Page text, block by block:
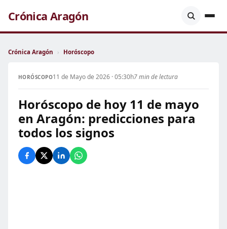
Crónica Aragón
Crónica Aragón › Horóscopo
HORÓSCOPO11 de Mayo de 2026 · 05:30h7 min de lectura
Horóscopo de hoy 11 de mayo
en Aragón: predicciones para
todos los signos